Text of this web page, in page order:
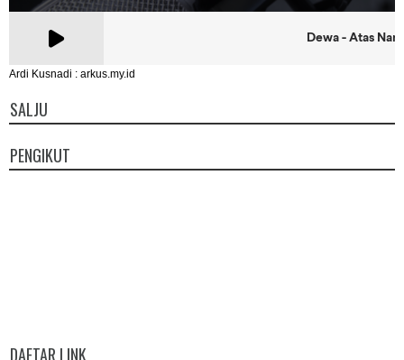
Ardi Kusnadi : arkus.my.id
SALJU
PENGIKUT
DAFTAR LINK